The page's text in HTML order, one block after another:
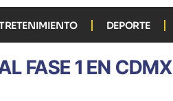
DEPORTE
FASE 1 EN CDMX